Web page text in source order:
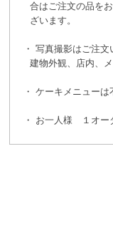
合はご注文の品を
ざいます。
写真撮影はご注文
建物外観、店内、
ケーキメニューは
お一人様 １オー